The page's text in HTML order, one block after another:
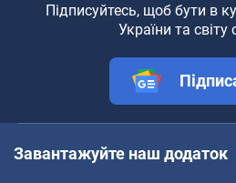
Підписуйтесь, щоб бути в
України та світу
Завантажуйте наш додаток